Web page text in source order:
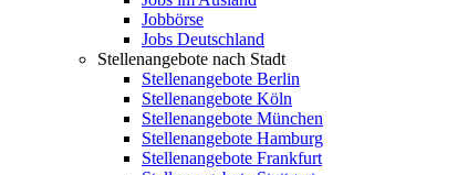
Jobbörse
Jobs Deutschland
Stellenangebote nach Stadt
Stellenangebote Berlin
Stellenangebote Köln
Stellenangebote München
Stellenangebote Hamburg
Stellenangebote Frankfurt